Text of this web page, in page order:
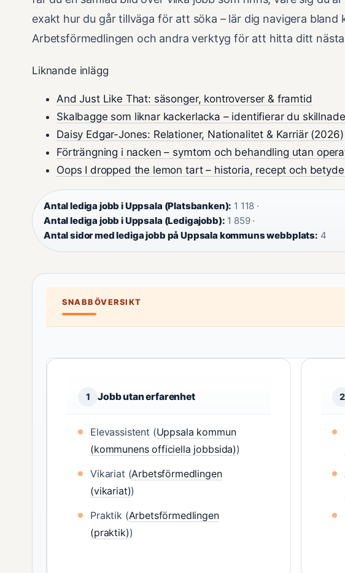
exakt hur du går tillväga för att söka – lär dig navigera bland
Arbetsförmedlingen och andra verktyg för att hitta ditt nästa
Liknande inlägg
And Just Like That: säsonger, kontroverser & framtid
Skalbagge som liknar kackerlacka – identifierar du
Daisy Edgar-Jones: Relationer, Nationalitet & Karriär (2026)
Förträngning i nacken – symtom och behandling utan
Oops I dropped the lemon tart – historia, recept och
Antal lediga jobb i Uppsala (Platsbanken): 1 118 ·
Antal lediga jobb i Uppsala (Ledigajobb): 1 859 ·
Antal sidor med lediga jobb på Uppsala kommuns webbplats: 4
SNABBÖVERSIKT
1 Jobb utan erfarenhet
Elevassistent (Uppsala kommun
(kommunens officiella jobbsida))
Vikariat (Arbetsförmedlingen
(vikariat))
Praktik (Arbetsförmedlingen
(praktik))
2